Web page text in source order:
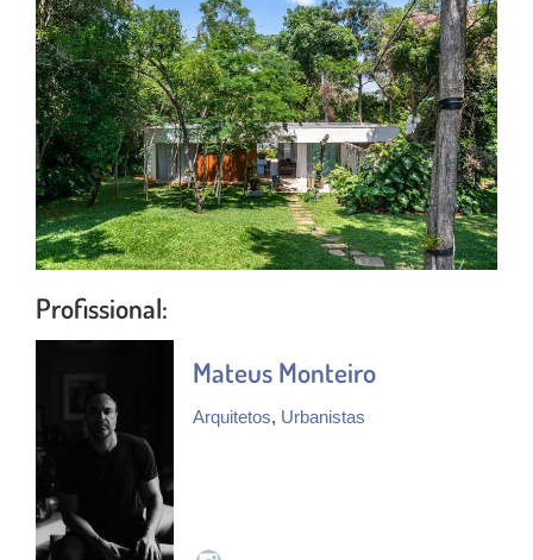
Profissional:
Mateus Monteiro
Arquitetos, Urbanistas